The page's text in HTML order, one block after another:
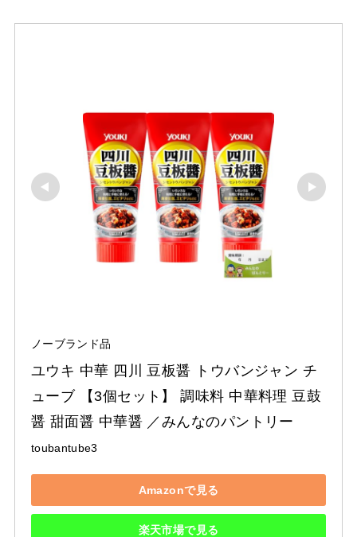
ノーブランド品
ユウキ 中華 四川 豆板醤 トウバンジャン チ
ューブ 【3個セット】 調味料 中華料理 豆鼓
醤 甜面醤 中華醤 ／みんなのパントリー
toubantube3
Amazonで見る
楽天市場で見る